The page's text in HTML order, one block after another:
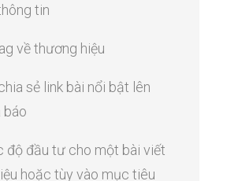
tin
về thương hiệu
sẻ link bài nổi bật lên
báo
độ đầu tư cho một bài viết
hoặc tùy vào mục tiêu